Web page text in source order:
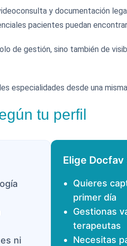
y documentación
pacientes puedan
de gestión, sino también de
especialidades desde una
tu perfil
ni
Elige
Quieres
primer día
Gestionas
terapeutas
Necesitas